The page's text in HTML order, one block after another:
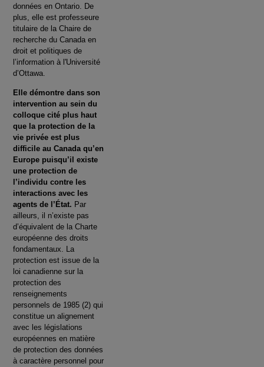
données en Ontario. De
plus, elle est professeure
titulaire de la Chaire de
recherche du Canada en
droit et politiques de
l’information à l'Université
d’Ottawa.
Elle démontre dans son
intervention au sein du
colloque cité plus haut
que la protection de la
vie privée est plus
difficile au Canada qu’en
Europe puisqu’il existe
une protection de
l’individu contre les
interactions avec les
agents de l’État. Par
ailleurs, il n’existe pas
d’équivalent de la Charte
européenne des droits
fondamentaux. La
protection est issue de la
loi canadienne sur la
protection des
renseignements
personnels de 1985 (2) qui
constitue un alignement
avec les législations
européennes en matière
de protection des données
à caractère personnel pour